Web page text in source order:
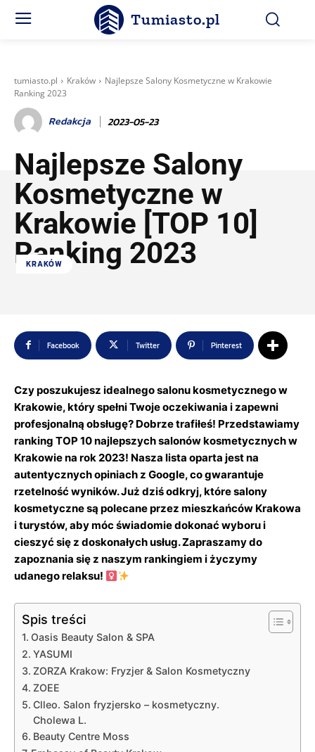
Tumiasto.pl
tumiasto.pl Kraków
Najlepsze Salony Kosmetyczne w Krakowie
Ranking 2023
Redakcja 2023-05-23
Najlepsze Salony
Kosmetyczne w
Krakowie [TOP 10]
Ranking 2023
KRAKÓW
Facebook Twitter Pinterest
Czy poszukujesz idealnego salonu kosmetycznego w
Krakowie, który spełni Twoje oczekiwania i zapewni
profesjonalną obsługę? Dobrze trafiłeś! Przedstawiamy
ranking TOP 10 najlepszych salonów kosmetycznych w
Krakowie na rok 2023! Nasza lista oparta jest na
autentycznych opiniach z Google, co gwarantuje
rzetelność wyników. Już dziś odkryj, które salony
kosmetyczne są polecane przez mieszkańców Krakowa
i turystów, aby móc świadomie dokonać wyboru i
cieszyć się z doskonałych usług. Zapraszamy do
zapoznania się z naszym rankingiem i życzymy
udanego relaksu! ‍
Spis treści
Oasis Beauty Salon & SPA
YASUMI
ZORZA Krakow: Fryzjer & Salon Kosmetyczny
ZOEE
Clleo. Salon fryzjersko – kosmetyczny.
Cholewa L.
Beauty Centre Moss